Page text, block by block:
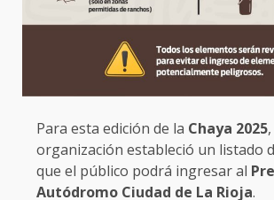
Para esta edición de la Chaya 2025
organización estableció un listado
que el público podrá ingresar al
Autódromo Ciudad de La Rioja.